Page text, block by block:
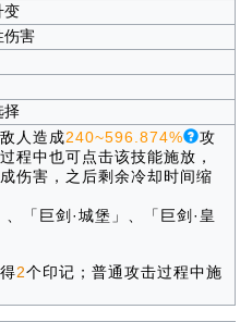
变
伤害
择
人造成240~596.874%
攻
程中也可点击该技能施放，
伤害，之后剩余冷却时间缩
「巨剑·城堡」、「巨剑·皇
2个印记；普通攻击过程中施